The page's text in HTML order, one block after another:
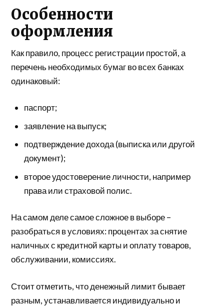
Особенности
оформления
Как правило, процесс регистрации простой, а
перечень необходимых бумаг во всех банках
одинаковый:
паспорт;
заявление на выпуск;
подтверждение дохода (выписка или другой
документ);
второе удостоверение личности, например
права или страховой полис.
На самом деле самое сложное в выборе –
разобраться в условиях: процентах за снятие
наличных с кредитной карты и оплату товаров,
обслуживании, комиссиях.
Стоит отметить, что денежный лимит бывает
разным, устанавливается индивидуально и